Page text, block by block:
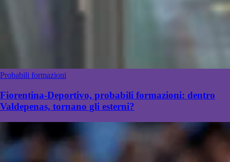
Probabili formazioni
Fiorentina-Deportivo, probabili formazioni: dentro
Valdepenas, tornano gli esterni?